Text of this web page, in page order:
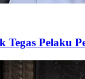
Pelaku